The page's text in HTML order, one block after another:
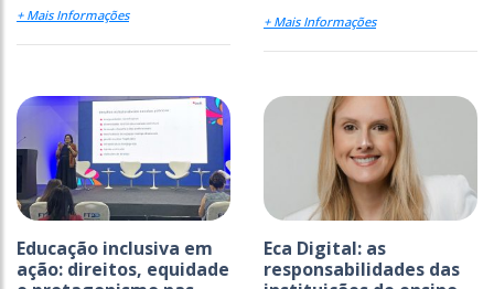
+ Mais Informações + Mais Informações
Educação inclusiva em
ação: direitos, equidade
Eca Digital: as
responsabilidades das